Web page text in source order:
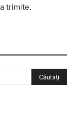
trimite.